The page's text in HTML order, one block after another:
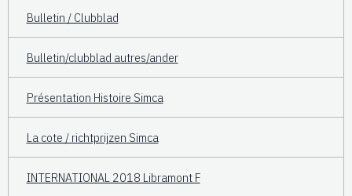
Bulletin / Clubblad
Bulletin/clubblad autres/ander
Présentation Histoire Simca
La cote / richtprijzen Simca
INTERNATIONAL 2018 Libramont F